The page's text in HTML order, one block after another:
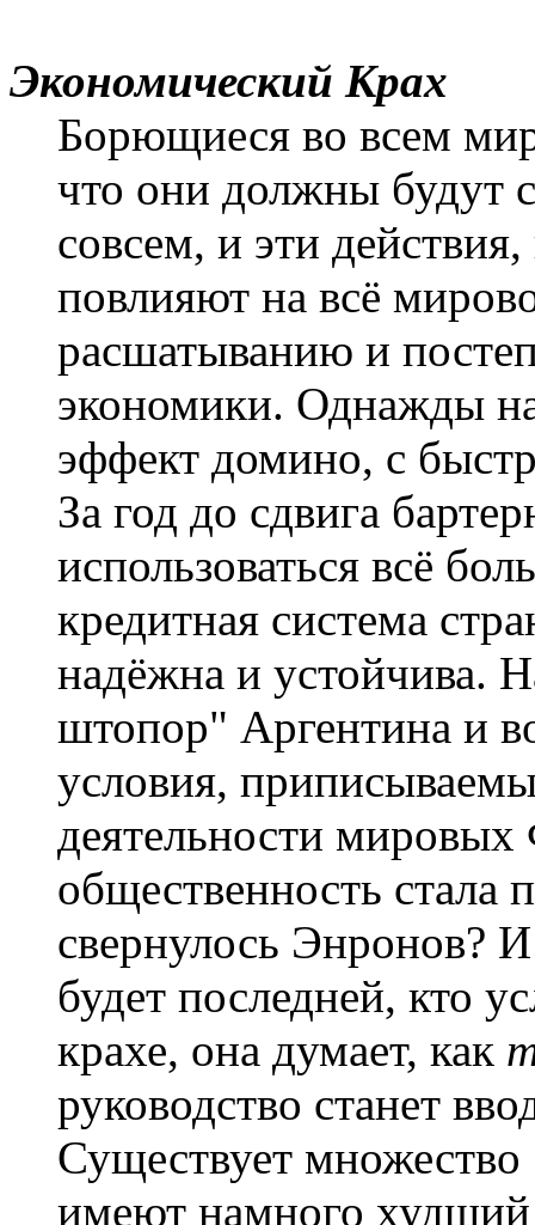
Экономический Крах
Борющиеся во всем
что они должны будут
совсем, и эти
повлияют на всё
расшатыванию и
экономики. Однажды
эффект домино, с
За год до сдвига
использоваться всё
кредитная система
надёжна и устойчива.
штопор" Аргентина и
условия,
деятельности
общественность стала
свернулось Энронов?
будет последней, кто
крахе, она думает, как
руководство станет
Существует
имеют намного худший